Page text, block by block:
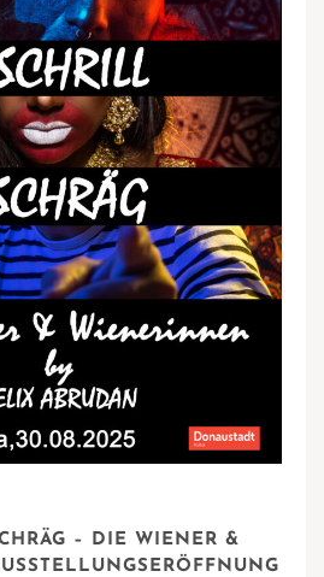
– DIE WIENER &